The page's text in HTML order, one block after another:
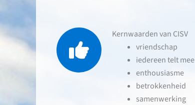
Kernwaarden van CISV
vriendschap
iedereen telt mee
enthousiasme
betrokkenheid
samenwerking